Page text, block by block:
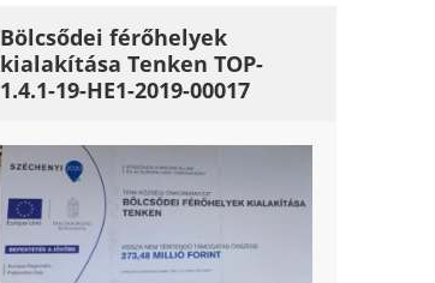
Bölcsődei férőhelyek
kialakítása Tenken TOP-
1.4.1-19-HE1-2019-00017